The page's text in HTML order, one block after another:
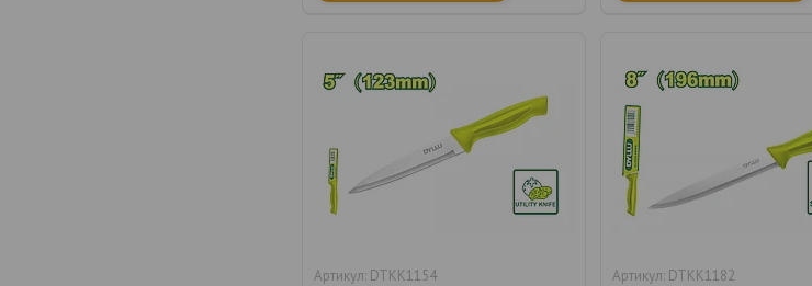
DTKK1154 DTKK1182